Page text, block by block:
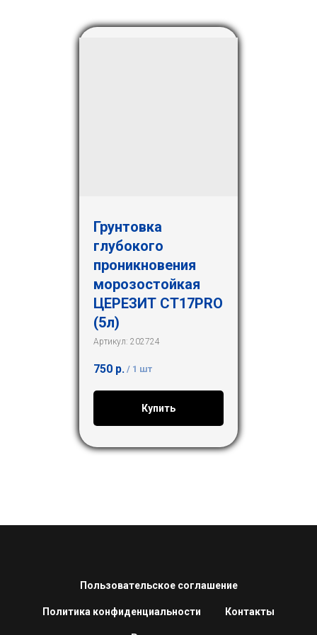
Грунтовка
глубокого
проникновения
морозостойкая
ЦЕРЕЗИТ СТ17PRO
(5л)
Артикул: 202724
750 р. / 1 шт
Купить
Пользовательское соглашение
Политика конфиденциальности Контакты